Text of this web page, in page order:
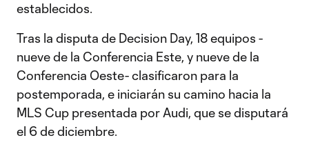
establecidos.
Tras la disputa de Decision Day, 18 equipos -
nueve de la Conferencia Este, y nueve de la
Conferencia Oeste- clasificaron para la
postemporada, e iniciarán su camino hacia la
MLS Cup presentada por Audi, que se disputará
el 6 de diciembre.